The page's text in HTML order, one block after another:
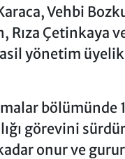
Vehbi
Rıza Çetinkaya
asil yönetim
bölümünde
görevini
onur ve